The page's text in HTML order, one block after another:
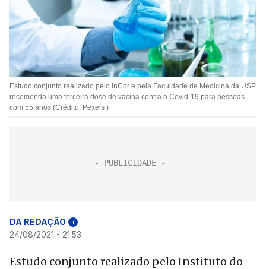
Estudo conjunto realizado pelo InCor e pela Faculdade de Medicina da USP
recomenda uma terceira dose de vacina contra a Covid-19 para pessoas
com 55 anos (Crédito: Pexels )
DA REDAÇÃO i
24/08/2021 - 21:53
Estudo conjunto realizado pelo Instituto do